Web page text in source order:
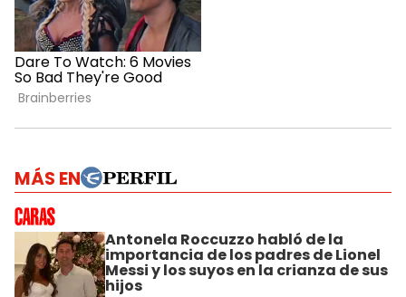
MÁS EN
Antonela Roccuzzo habló de la
importancia de los padres de Lionel
Messi y los suyos en la crianza de sus
hijos